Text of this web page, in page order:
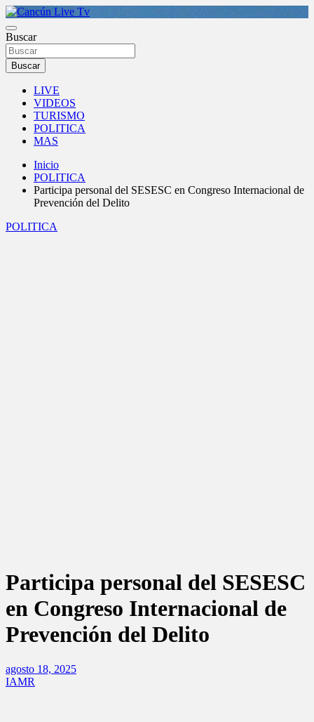
Saltar
al
contenido
Cancún Live Tv
Medio de comunicación en Cancún desde 2004
Buscar
Buscar
LIVE
VIDEOS
TURISMO
POLITICA
MAS
Inicio
POLITICA
Participa personal del SESESC en Congreso Internacional de
Prevención del Delito
POLITICA
Participa personal del SESESC
en Congreso Internacional de
Prevención del Delito
agosto 18, 2025
IAMR